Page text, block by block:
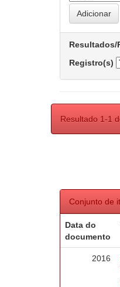
Resultados/
Registro(s)
Resultado 1-1
Conjunto de
Data do
documento
2016